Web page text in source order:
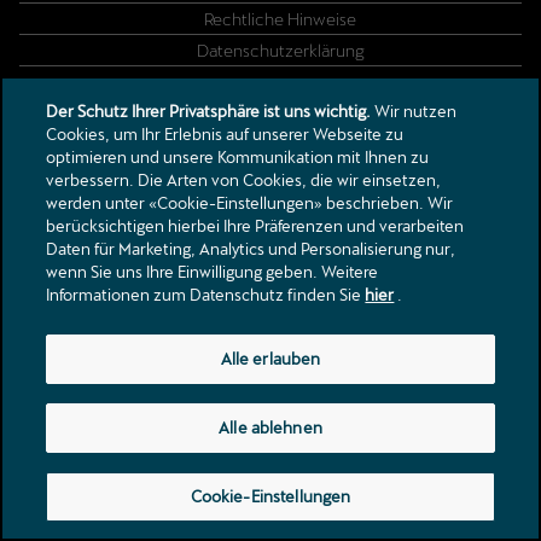
Industriestrasse 12, 3812 Wilderswil
wilderswil@autorueger.ch
Tel.:+41 33 822 77 88
Hauptstrasse 7, 3860 Meiringen
meiringen@autorueger.ch
Tel.: +41 33 972 44 00
Rechtliche Hinweise
Datenschutzerklärung
Der Schutz Ihrer Privatsphäre ist uns wichtig. Wir nutzen
Cookies, um Ihr Erlebnis auf unserer Webseite zu
optimieren und unsere Kommunikation mit Ihnen zu
verbessern. Die Arten von Cookies, die wir einsetzen,
werden unter «Cookie-Einstellungen» beschrieben. Wir
berücksichtigen hierbei Ihre Präferenzen und verarbeiten
Daten für Marketing, Analytics und Personalisierung nur,
wenn Sie uns Ihre Einwilligung geben. Weitere
Informationen zum Datenschutz finden Sie hier.
Cookie-Einstellungen
Alle ablehnen
Alle erlauben